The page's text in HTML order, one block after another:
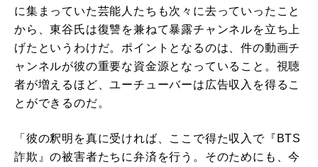
に集まっていた芸能人たちも次々に去っていったこと
から、東谷氏は復讐を兼ねて暴露チャンネルを立ち上
げたというわけだ。ポイントとなるのは、件の動画チ
ャンネルが彼の重要な資金源となっていること。視聴
者が増えるほど、ユーチューバーは広告収入を得るこ
とができるのだ。
「彼の釈明を真に受ければ、ここで得た収入で『BTS
詐欺』の被害者たちに弁済を行う。そのためにも、今